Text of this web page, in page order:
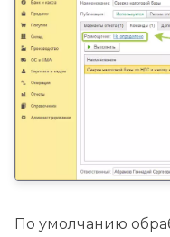
По умолчанию